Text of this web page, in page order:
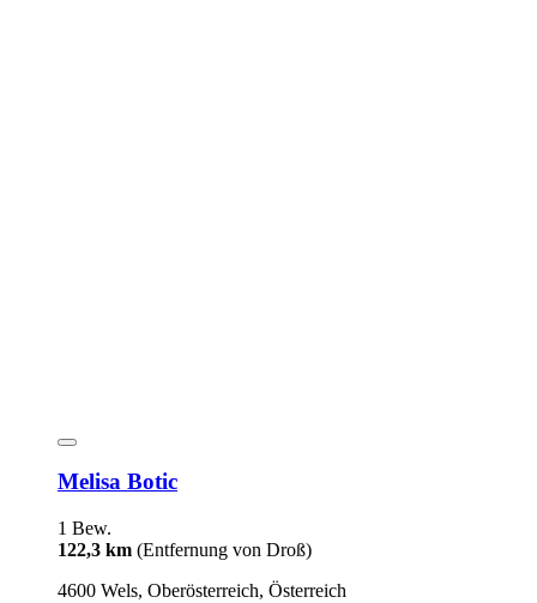
Melisa Botic
1 Bew.
122,3 km (Entfernung von Droß)
4600 Wels, Oberösterreich, Österreich